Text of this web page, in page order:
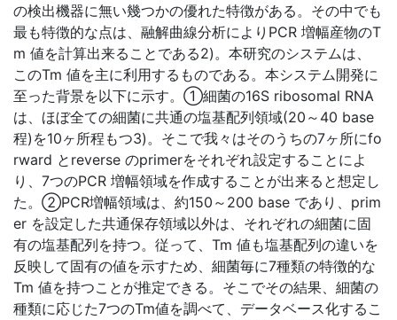
の検出機器に無い幾つかの優れた特徴がある。その中でも
最も特徴的な点は、融解曲線分析によりPCR 増幅産物のT
m 値を計算出来ることである2)。本研究のシステムは、
このTm 値を主に利用するものである。本システム開発に
至った背景を以下に示す。①細菌の16S ribosomal RNA
は、ほぼ全ての細菌に共通の塩基配列領域(20～40 base
程)を10ヶ所程もつ3)。そこで我々はそのうちの7ヶ所にfo
rward とreverse のprimerをそれぞれ設定することによ
り、7つのPCR 増幅領域を作成することが出来ると想定し
た。②PCR増幅領域は、約150～200 base であり、prim
er を設定した共通保存領域以外は、それぞれの細菌に固
有の塩基配列を持つ。従って、Tm 値も塩基配列の違いを
反映して固有の値を示すため、細菌毎に7種類の特徴的な
Tm 値を持つことが推定できる。そこでその結果、細菌の
種類に応じた7つのTm値を調べて、データベース化するこ